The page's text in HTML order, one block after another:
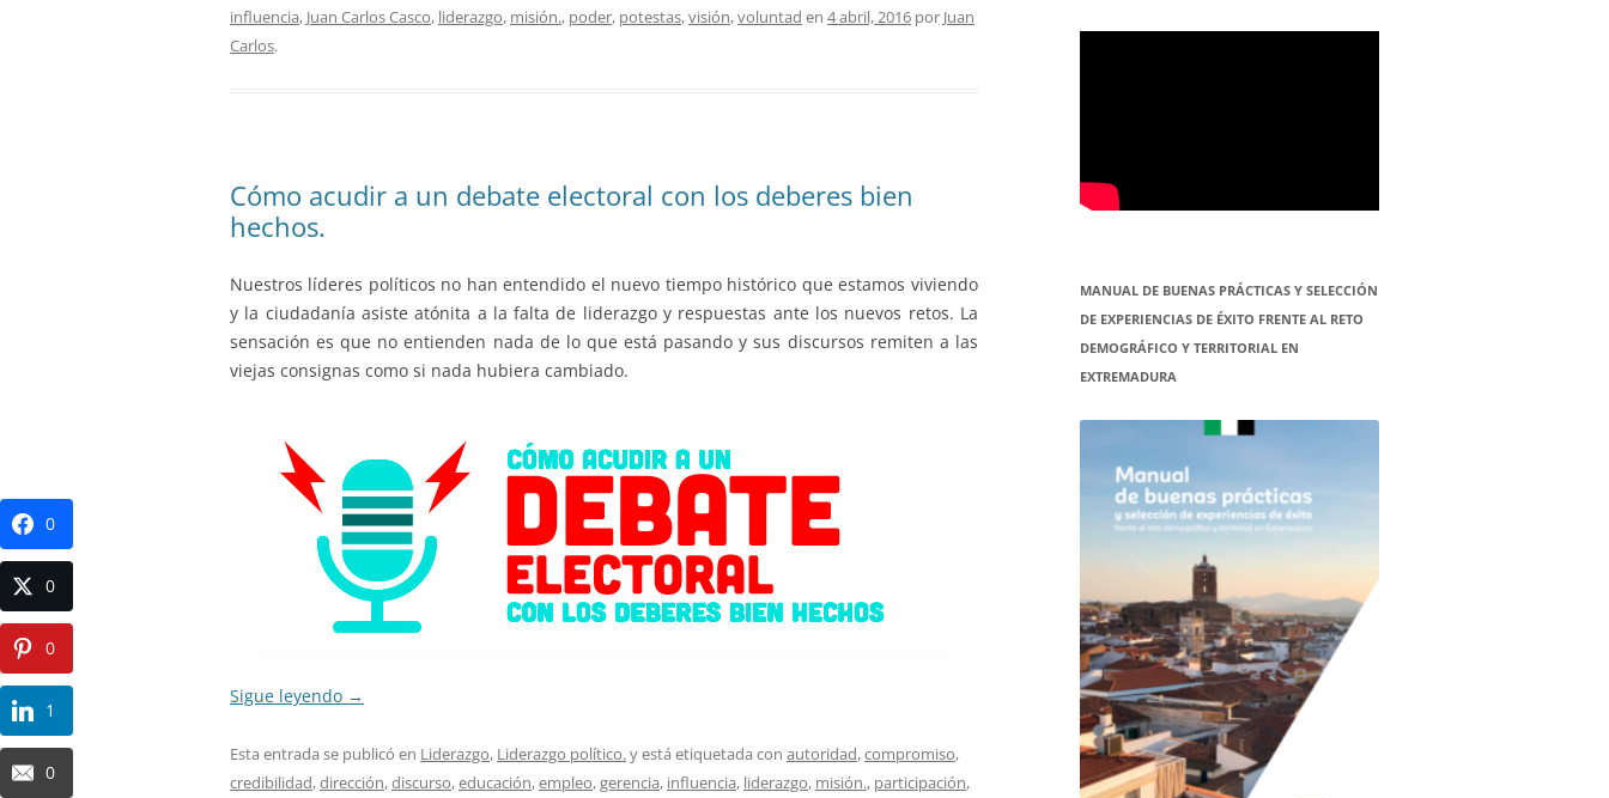
influencia, Juan Carlos Casco, liderazgo, misión., poder, potestas,visión,voluntad en 4 abril, 2016 por Juan
Carlos.
Cómo acudir a un debate electoral con los deberes bien
hechos.
Nuestros líderes políticos no han entendido el nuevo tiempo histórico que estamos viviendo
y la ciudadanía asiste atónita a la falta de liderazgo y respuestas ante los nuevos retos. La
sensación es que no entienden nada de lo que está pasando y sus discursos remiten a las
viejas consignas como si nada hubiera cambiado.
Sigue leyendo →
Esta entrada se publicó en Liderazgo, Liderazgo político.y está etiquetada con autoridad,compromiso,
credibilidad,dirección,discurso,educación,empleo,gerencia, influencia, liderazgo, misión., participación,
MANUAL DE BUENAS PRÁCTICAS Y SELECCIÓN
DE EXPERIENCIAS DE ÉXITO FRENTE AL RETO
DEMOGRÁFICO Y TERRITORIAL EN
EXTREMADURA
0
0
0
1
0